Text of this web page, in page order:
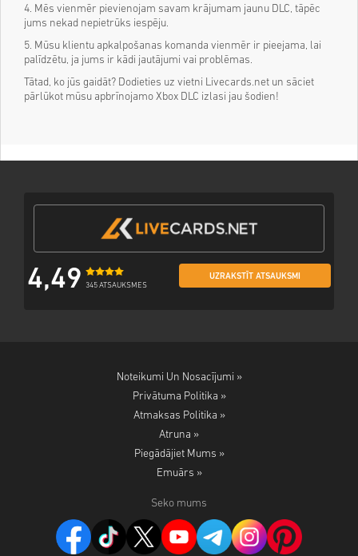
4. Mēs vienmēr pievienojam savam krājumam jaunu DLC, tāpēc
jums nekad nepietrūks iespēju.
5. Mūsu klientu apkalpošanas komanda vienmēr ir pieejama, lai
palīdzētu, ja jums ir kādi jautājumi vai problēmas.
Tātad, ko jūs gaidāt? Dodieties uz vietni Livecards.net un sāciet
pārlūkot mūsu apbrīnojamo Xbox DLC izlasi jau šodien!
4,49 345 ATSAUKSMES
UZRAKSTĪT ATSAUKSMI
Noteikumi Un Nosacījumi »
Privātuma Politika »
Atmaksas Politika »
Atruna »
Piegādājiet Mums »
Emuārs »
Seko mums